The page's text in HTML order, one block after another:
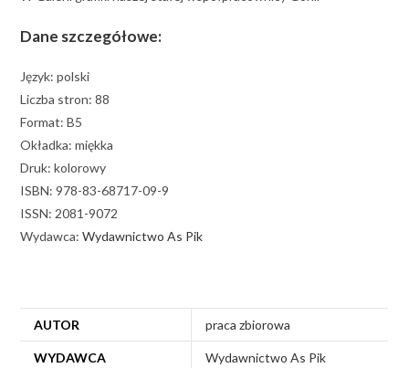
Dane szczegółowe:
Język: polski
Liczba stron: 88
Format: B5
Okładka: miękka
Druk: kolorowy
ISBN: 978-83-68717-09-9
ISSN: 2081-9072
Wydawca:Wydawnictwo As Pik
AUTOR praca zbiorowa
WYDAWCA Wydawnictwo As Pik